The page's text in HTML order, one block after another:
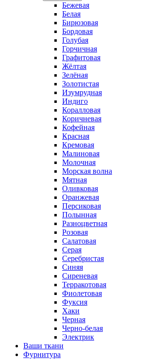
Бежевая
Белая
Бирюзовая
Бордовая
Голубая
Горчичная
Графитовая
Жёлтая
Зелёная
Золотистая
Изумрудная
Индиго
Коралловая
Коричневая
Кофейная
Красная
Кремовая
Малиновая
Молочная
Морская волна
Мятная
Оливковая
Оранжевая
Персиковая
Полынная
Разноцветная
Розовая
Салатовая
Серая
Серебристая
Синяя
Сиреневая
Терракотовая
Фиолетовая
Фуксия
Хаки
Черная
Черно-белая
Электрик
Ваши ткани
Фурнитура